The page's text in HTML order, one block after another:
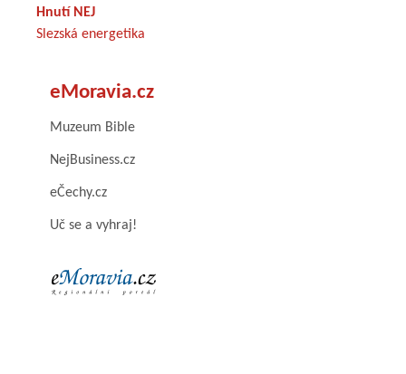
Hnutí NEJ
Slezská energetika
eMoravia.cz
Muzeum Bible
NejBusiness.cz
eČechy.cz
Uč se a vyhraj!